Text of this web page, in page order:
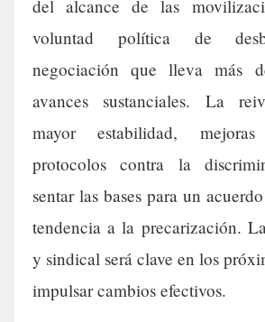
del alcance de las
voluntad política de
negociación que lleva más
avances sustanciales. La
mayor estabilidad,
protocolos contra la
sentar las bases para un
tendencia a la precarización.
y sindical será clave en los
impulsar cambios efectivos.